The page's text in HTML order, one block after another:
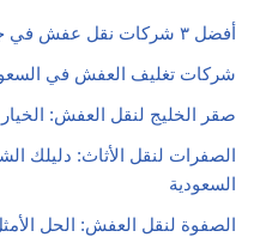
أفضل ٣ شركات نقل عفش في جدة لعام ٢٠٢٥ م
شركات تغليف العفش في
صقر الخليج لنقل العفش:
الصفرات لنقل الأثاث: دليلك
السعودية
الصفوة لنقل العفش: الحل